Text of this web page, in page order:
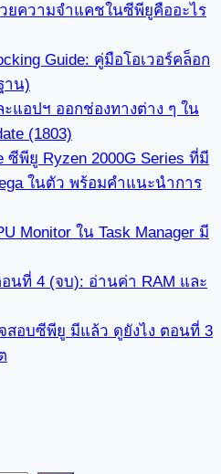
วยความจำแคชในซีพียูคืออะไร
Guide: คู่มือโอเวอร์คล็อก
าน)
ะแอปฯ ออกช่องทางต่าง ๆ ใน
(1803)
ซีพียู Ryzen 2000G Series ที่มี
ในตัว พร้อมคำแนะนำการ
Monitor ใน Task Manager มี
นที่ 4 (จบ): อ่านค่า RAM และ
สอบซีพียู มีแล้ว ดูยังไง ตอนที่ 3